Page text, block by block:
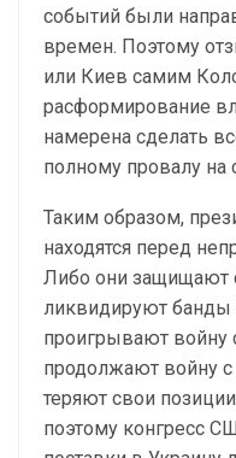
событий были
времен. Поэтому
или Киев самим
расформирование
намерена сделать
полному провалу на
Таким образом,
находятся перед
Либо они защищают
ликвидируют банды
проигрывают войну
продолжают войну
теряют свои
поэтому конгресс